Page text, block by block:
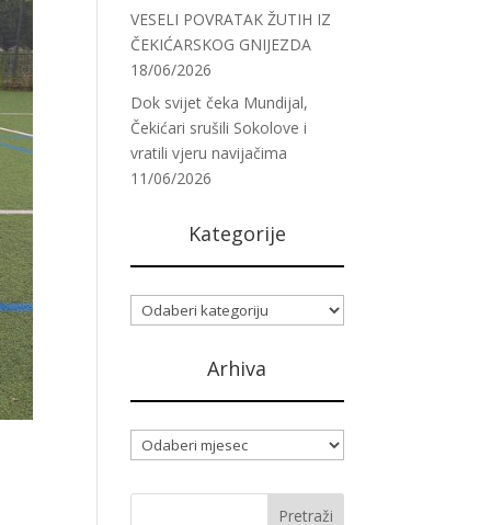
VESELI POVRATAK ŽUTIH IZ
ČEKIĆARSKOG GNIJEZDA
18/06/2026
Dok svijet čeka Mundijal,
Čekićari srušili Sokolove i
vratili vjeru navijačima
11/06/2026
Kategorije
Kategorije
Arhiva
Arhiva